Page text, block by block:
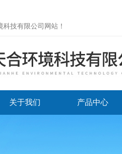
科技有限公司网站 ！
关于我们 产品中心